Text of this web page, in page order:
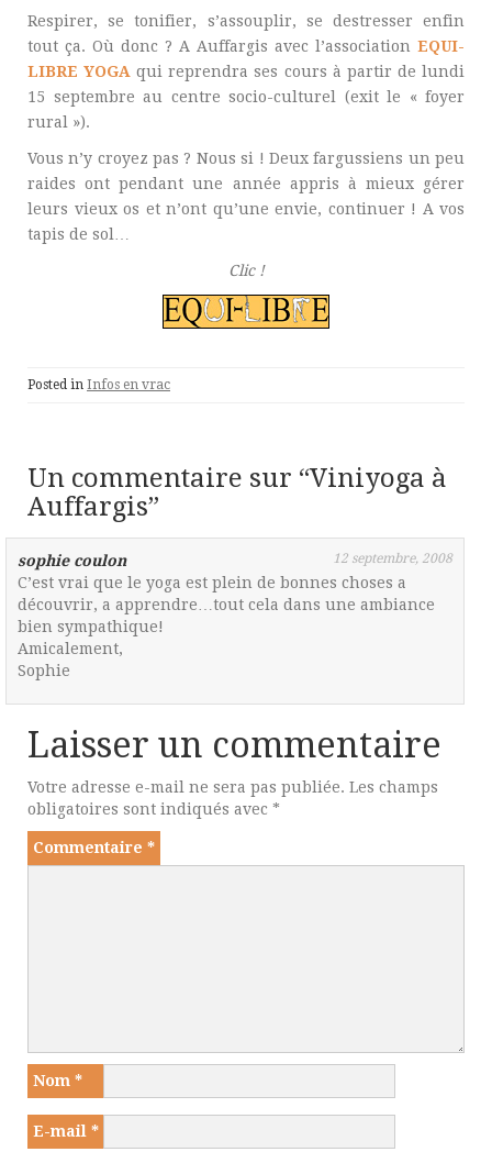
Respirer, se tonifier, s’assouplir, se destresser enfin
tout ça. Où donc ? A Auffargis avec l’association EQUI-
LIBRE YOGA qui reprendra ses cours à partir de lundi
15 septembre au centre socio-culturel (exit le « foyer
rural »).
Vous n’y croyez pas ? Nous si ! Deux fargussiens un peu
raides ont pendant une année appris à mieux gérer
leurs vieux os et n’ont qu’une envie, continuer ! A vos
tapis de sol…
Clic !
Posted in Infos en vrac
Un commentaire sur “Viniyoga à
Auffargis”
sophie coulon 12 septembre, 2008
C’est vrai que le yoga est plein de bonnes choses a
découvrir, a apprendre…tout cela dans une ambiance
bien sympathique!
Amicalement,
Sophie
Laisser un commentaire
Votre adresse e-mail ne sera pas publiée. Les champs
obligatoires sont indiqués avec *
Commentaire *
Nom *
E-mail *